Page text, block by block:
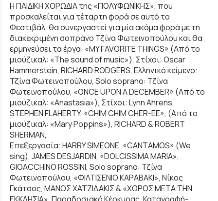
Η ΠΑΙΔΙΚΗ ΧΟΡΩΔΙΑ της «ΠΟΛΥΦΩΝΙΚΗΣ», που
προσκαλείται για τέταρτη φορά σε αυτό το
Φεστιβάλ, θα συνεργαστεί για μία ακόμα φορά με τη
διακεκριμένη σοπράνο Τζίνα Φωτεινοπούλου και θα
ερμηνεύσει τα έργα: «MY FAVORITE THINGS» (Από το
μιούζικαλ: «The sound of music»), Στίχοι: Oscar
Hammerstein, RICHARD RODGERS, Ελληνικό κείμενο:
Τζίνα Φωτεινοπούλου, Solo soprano: Τζίνα
Φωτεινοπούλου, «ONCE UPON A DECEMBER» (Από το
μιούζικαλ: «Anastasia»), Στίχοι: Lynn Ahrens,
STEPHEN FLAHERTY, «CHIM CHIM CHER-EE», (Από το
μιούζικαλ: «Mary Poppins»), RICHARD & ROBERT
SHERMAN,
Επεξεργασία: HARRY SIMEONE, «CANTAMOS» (We
sing), JAMES DESJARDIN, «DOLCISSIMA ΜΑRΙΑ»,
GIOACCHINO ROSSINI, Solo soprano: Τζίνα
Φωτεινοπούλου, «ΦΙΛΤΙΣΕΝΙΟ ΚΑΡΑΒΑΚΙ», Νίκος
Γκάτσος, ΜΑΝΟΣ ΧΑΤΖΙΔΑΚΙΣ & «ΧΟΡΟΣ ΜΕΤΑ ΤΗΝ